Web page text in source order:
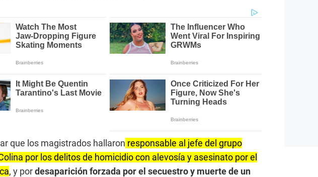
que los magistrados hallaron responsable al jefe del grupo
por los delitos de homicidio con alevosía y asesinato por el
, y pordesaparición forzada por el secuestro y muerte de un